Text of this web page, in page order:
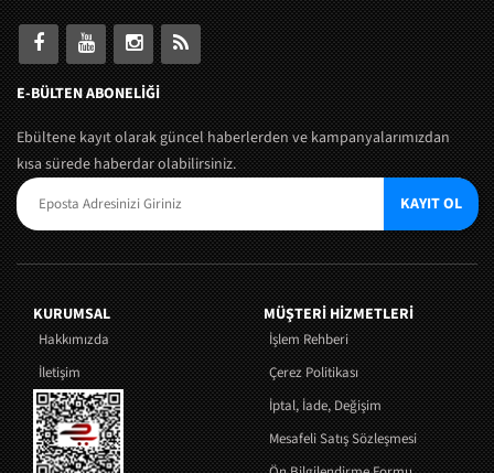
E-BÜLTEN ABONELİĞİ
Ebültene kayıt olarak güncel haberlerden ve kampanyalarımızdan
kısa sürede haberdar olabilirsiniz.
KAYIT OL
KURUMSAL
Hakkımızda
İletişim
MÜŞTERI HIZMETLERI
İşlem Rehberi
Çerez Politikası
İptal, İade, Değişim
Mesafeli Satış Sözleşmesi